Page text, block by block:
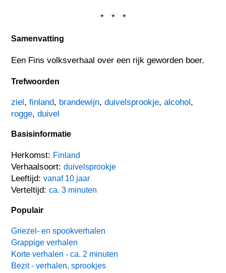
* * *
Samenvatting
Een Fins volksverhaal over een rijk geworden boer.
Trefwoorden
ziel,finland, brandewijn,duivelsprookje,alcohol,
rogge,duivel
Basisinformatie
Herkomst: Finland
Verhaalsoort:duivelsprookje
Leeftijd:vanaf 10 jaar
Verteltijd:ca. 3 minuten
Populair
Griezel- en spookverhalen
Grappige verhalen
Korte verhalen - ca. 2 minuten
Bezit - verhalen, sprookjes